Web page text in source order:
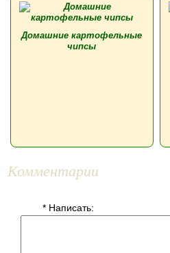
Домашние картофельные
чипсы
Комментарии
* Написать: